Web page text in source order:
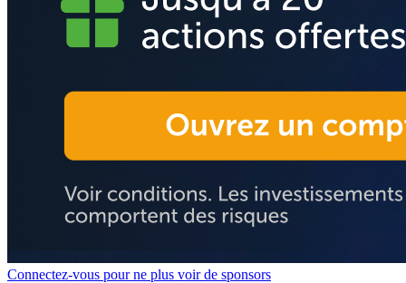
Connectez-vous pour ne plus voir de sponsors